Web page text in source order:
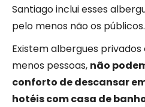
Santiago inclui esses
pelo menos não os públicos.
Existem albergues
menos pessoas, não
conforto de descansar
hotéis com casa de